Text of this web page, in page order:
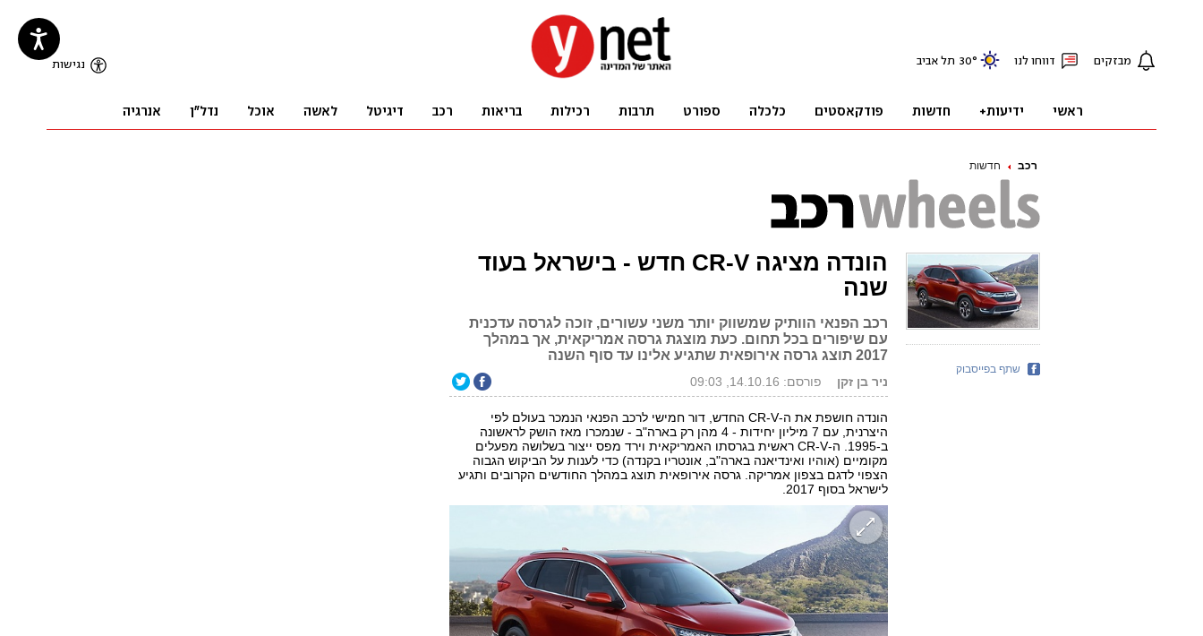
רכב חדשות
הונדה מציגה CR-V חדש - בישראל בעוד
שנה
רכב הפנאי הוותיק שמשווק יותר משני עשורים, זוכה לגרסה עדכנית
עם שיפורים בכל תחום. כעת מוצגת גרסה אמריקאית, אך במהלך
2017 תוצג גרסה אירופאית שתגיע אלינו עד סוף השנה
ניר בן זקן פורסם: 14.10.16, 09:03
הונדה חושפת את ה-CR-V החדש, דור חמישי לרכב הפנאי הנמכר בעולם לפי
היצרנית, עם 7 מיליון יחידות - 4 מהן רק בארה"ב - שנמכרו מאז הושק לראשונה
ב-1995. ה-CR-V ראשית בגרסתו האמריקאית וירד מפס ייצור בשלושה מפעלים
מקומיים (אוהיו ואינדיאנה בארה"ב, אונטריו בקנדה) כדי לענות על הביקוש הגבוה
הצפוי לדגם בצפון אמריקה. גרסה אירופאית תוצג במהלך החודשים הקרובים ותגיע
לישראל בסוף 2017.
שתף בפייסבוק